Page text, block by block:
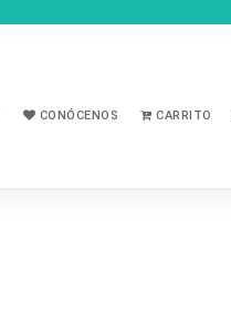
CONÓCENOS CARRITO